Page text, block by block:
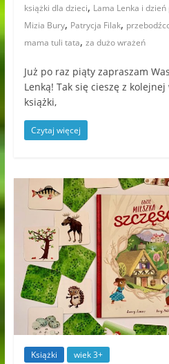
książki dla dzieci, Lama Lenka i dzień
Mizia Bury, Patrycja Filak,
mama tuli tata, za dużo wrażeń
Już po raz piąty zapraszam
Lenką! Tak się cieszę z
książki,
Czytaj więcej
Książki wiek 3+